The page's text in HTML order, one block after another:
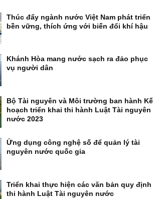
Thúc đẩy ngành nước Việt Nam phát triển
bền vững, thích ứng với biến đổi khí hậu
Khánh Hòa mang nước sạch ra đảo phục
vụ người dân
Bộ Tài nguyên và Môi trường ban hành Kế
hoạch triển khai thi hành Luật Tài nguyên
nước 2023
Ứng dụng công nghệ số để quản lý tài
nguyên nước quốc gia
Triển khai thực hiện các văn bản quy định
thi hành Luật Tài nguyên nước